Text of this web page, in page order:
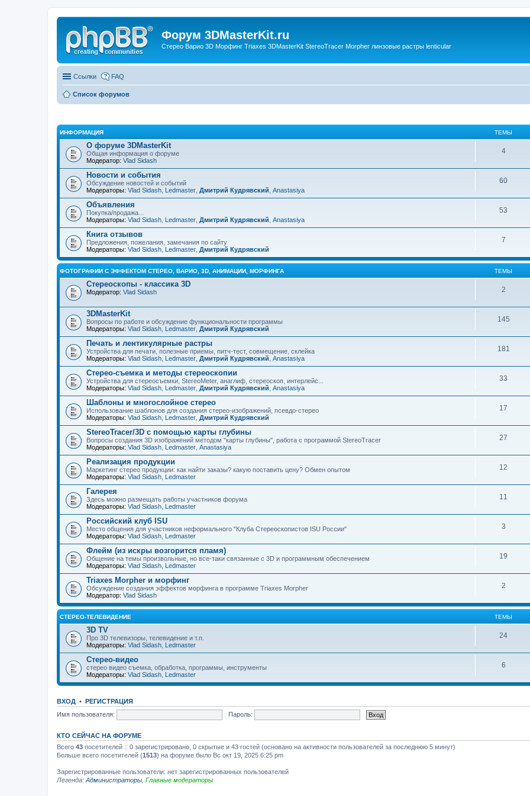
Форум 3DMasterKit.ru
Стерео Варио 3D Морфинг Triaxes 3DMasterKit StereoTracer Morpher линзовые растры lenticular
Ссылки FAQ
Список форумов
ИНФОРМАЦИЯ ТЕМЫ
О форуме 3DMasterKit
Общая информация о форуме
Модератор: Vlad Sidash
4
Новости и события
Обсуждение новостей и событий
Модераторы: Vlad Sidash Ledmaster Дмитрий Кудрявский Anastasiya
60
Объявления
Покупка/продажа...
Модераторы: Vlad Sidash Ledmaster Дмитрий Кудрявский Anastasiya
53
Книга отзывов
Предложения, пожелания, замечания по сайту
Модераторы: Vlad Sidash Ledmaster Дмитрий Кудрявский
7
ФОТОГРАФИИ С ЭФФЕКТОМ СТЕРЕО, ВАРИО, 3D, АНИМАЦИИ, МОРФИНГА ТЕМЫ
Стереоскопы - классика 3D
Модератор: Vlad Sidash 2
3DMasterKit
Вопросы по работе и обсуждение функциональности программы
Модераторы: Vlad Sidash Ledmaster Дмитрий Кудрявский
145
Печать и лентикулярные растры
Устройства для печати, полезные приемы, питч-тест, совмещение, склейка
Модераторы: Vlad Sidash Ledmaster Дмитрий Кудрявский Anastasiya
181
Стерео-съемка и методы стереоскопии
Устройства для стереосъемки, StereoMeter, анаглиф, стереоскоп, интерлейс...
Модераторы: Vlad Sidash Ledmaster Дмитрий Кудрявский Anastasiya
33
Шаблоны и многослойное стерео
Использование шаблонов для создания стерео-изображений, псевдо-стерео
Модераторы: Vlad Sidash Ledmaster Дмитрий Кудрявский
17
StereoTracer/3D с помощью карты глубины
Вопросы создания 3D изображений методом "карты глубины", работа с программой StereoTracer
Модераторы: Vlad Sidash Ledmaster Anastasiya
27
Реализация продукции
Маркетинг стерео продукции: как найти заказы? какую поставить цену? Обмен опытом
Модераторы: Vlad Sidash Ledmaster
12
Галерея
Здесь можно размещать работы участников форума
Модераторы: Vlad Sidash Ledmaster
11
Российский клуб ISU
Место общения для участников неформального "Клуба Стереоскопистов ISU России"
Модераторы: Vlad Sidash Ledmaster
3
Флейм (из искры возгорится пламя)
Общение на темы произвольные, но все-таки связанные с 3D и программным обеспечением
Модераторы: Vlad Sidash Ledmaster
19
Triaxes Morpher и морфинг
Обсуждение создания эффектов морфинга в программе Triaxes Morpher
Модератор: Vlad Sidash
2
СТЕРЕО-ТЕЛЕВИДЕНИЕ ТЕМЫ
3D TV
Про 3D телевизоры, телевидение и т.п.
Модераторы: Vlad Sidash Ledmaster
24
Стерео-видео
стерео видео съемка, обработка, программы, инструменты
Модераторы: Vlad Sidash Ledmaster
6
ВХОД • РЕГИСТРАЦИЯ
Имя пользователя:
Пароль:
КТО СЕЙЧАС НА ФОРУМЕ
Всего 43 посетителей :: 0 зарегистрировано, 0 скрытые и 43 гостей (основано на активности пользователей за последнюю 5 минут)
Больше всего посетителей (1513) на форуме было Вс окт 19, 2025 6:25 pm
Зарегистрированные пользователи: нет зарегистрированных пользователей
Легенда: Администраторы Главные модераторы